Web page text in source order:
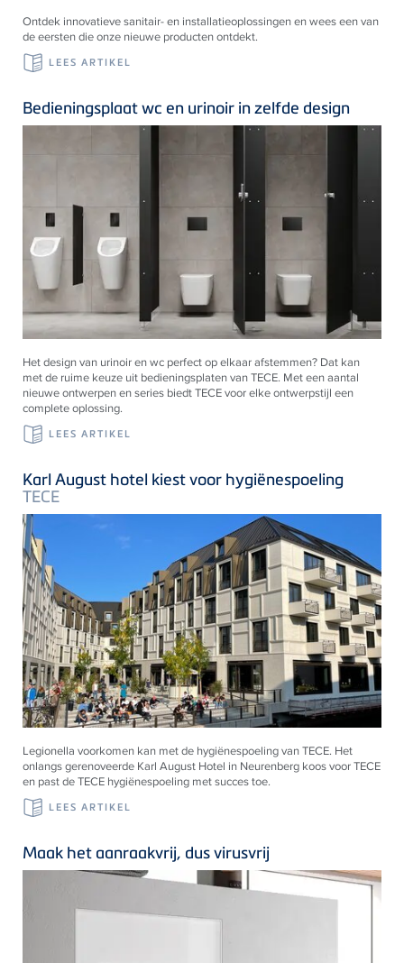
Ontdek innovatieve sanitair- en installatieoplossingen en wees een van
de eersten die onze nieuwe producten ontdekt.
LEES ARTIKEL
Het design van urinoir en wc perfect op elkaar afstemmen? Dat kan
met de ruime keuze uit bedieningsplaten vanTECE. Met een aantal
nieuwe ontwerpen en series biedtTECEvoor elke ontwerpstijl een
complete oplossing.
LEES ARTIKEL
Bedieningsplaat wc en urinoir in zelfde design
Legionella voorkomen kan met de hygiënespoeling van TECE. Het
onlangs gerenoveerde Karl August Hotel in Neurenberg koos voor TECE
en past de TECE hygiënespoeling met succes toe.
LEES ARTIKEL
Karl August hotel kiest voor hygiënespoeling
TECE
Maak het aanraakvrij, dus virusvrij